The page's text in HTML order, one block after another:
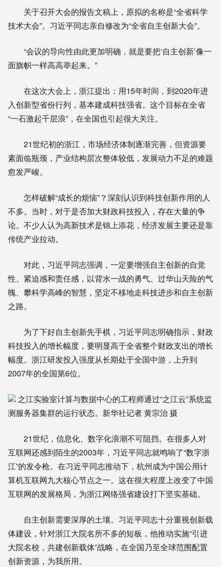
关于召开大会的报告文稿上，原拟的名称是“全省科学
技术大会”。习近平同志亲自修改为“全省自主创新大会”。
“会议的导向性由此更加明确，就是要把‘自主创新’像一
面旗帜一样高高举起来。”
在这次大会上，浙江提出：用15年时间，到2020年进
入创新型省份行列，基本建成科技强省。这个目标在全省
“一石激起千层浪”，在全国也引起很大关注。
21世纪初的浙江，市场经济体制逐渐完善，但资源要
素面临瓶颈，产业结构层次整体较低，发展动力不足的难题
愈发严峻。
怎样破解“成长的烦恼”？深刻认识到科技创新作用的人
不多。当时，对于是否加大财政科技投入，存在大量的争
论。不少人认为高新技术是锦上添花，经济发展主要还是靠
传统产业拉动。
对此，习近平同志强调，一定要增强自主创新的自觉
性、紧迫感和责任感，以背水一战的勇气、过华山天险的气
魄、攀科学高峰的智慧，坚定不移地走科技进步和自主创新
之路。
为了下好自主创新先手棋，习近平同志明确指示，财政
科技投入的增长幅度，要明显高于全省整个财政支出的增长
幅度。浙江研发投入强度从长期处于全国中游，上升到
2007年的全国第6位。
之江实验室计算与数据中心的工程师通过“之江云”系统监
测服务器集群的运行状态。新华社记者 黄宗治 摄
21世纪，信息化、数字化浪潮不可阻挡。在很多人对
互联网还感到陌生的2003年，习近平同志就鸣响了“数字浙
江”的发令枪。在习近平同志推动下，杭州成为中国公用计
算机互联网九大核心节点之一。这在很大程度上改变了中国
互联网的发展格局，为浙江网络强省建设打下坚实基础。
自主创新需要深厚的土壤。习近平同志十分重视创新载
体建设，针对浙江大院名所不多的短板，他推动实施“引进
大院名校，共建创新载体”战略，在全国乃至全球范围配置
创新资源，为我所用。